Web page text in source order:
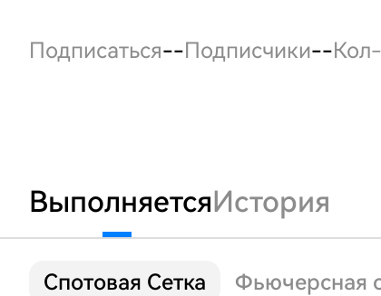
Подписаться--Подписчики--
ВыполняетсяИстория
Спотовая Сетка Фьючерсная